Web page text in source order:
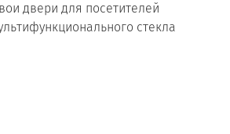
двери для посетителей
стекла